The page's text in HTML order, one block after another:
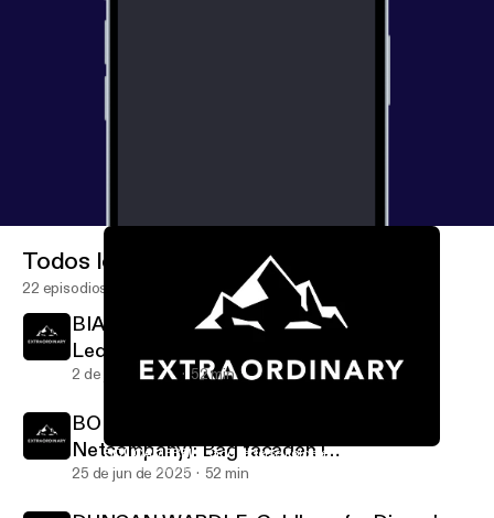
SOL CAMPBELL: God ledelse ifølge en fodbold-legende
EXTRAORDINARY v/ Jonathan Løw
Todos los episodios
22 episodios
BIANCA BRUHN (CEO Google Danmark):
Leder i en AI-verden
2 de jul de 2025 52 min
BO RYGAARD (bestyrelsesformand
Netcompany): Bag facaden i
bestyrelseslokalet
25 de jun de 2025 52 min